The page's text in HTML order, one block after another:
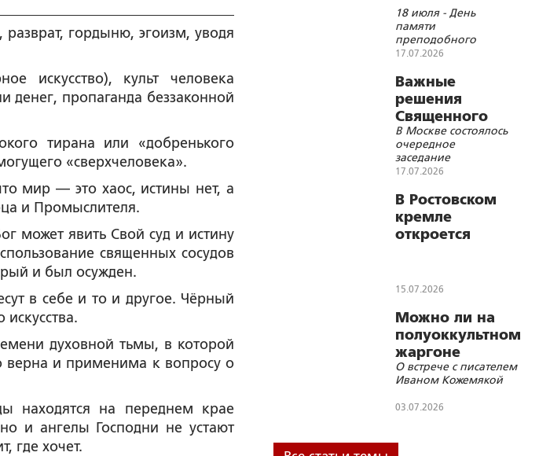
разврат, гордыню, эгоизм, уводя
искусство), культ человека
денег, пропаганда беззаконной
тирана или «добренького
«сверхчеловека».
мир — это хаос, истины нет, а
и Промыслителя.
может явить Свой суд и истину
священных сосудов
и был осужден.
в себе и то и другое. Чёрный
духовной тьмы, в которой
верна и применима к вопросу о
находятся на переднем крае
и ангелы Господни не устают
где хочет.
18 июля - День
памяти
преподобного
Сергия
17.07.2026
Важные
решения
Священного
Синода
В Москве состоялось
очередное
заседание
Священного Синода
Православной
17.07.2026
В Ростовском
кремле
откроется
русского
15.07.2026
Можно ли на
полуоккультном
жаргоне
говорить об
ответах на
Главные
О встрече с писателем
Иваном Кожемякой
03.07.2026